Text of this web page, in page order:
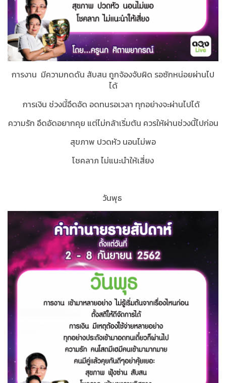
การงาน มีความกดดัน สับสน ถูกจ้องจับผิด รอซักหน่อยผ่านไป
ได้
การเงิน ช่วงนี้อึดอัด อดทนรอเวลา ทุกอย่างจะผ่านไปได้
ความรัก อึดอัดอยากคุย แต่ไม่กล้าเริ่มต้น ควรให้ผ่านช่วงนี้ไปก่อน
สุขภาพ ปวดหัว นอนไม่พอ
โชคลาภ ไม่แนะนำให้เสี่ยง
วันพุธ